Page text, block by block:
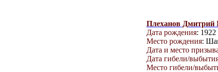
Плеханов Дмитрий
Дата рождения: 1922
Место рождения:
Дата и место
Дата гибели/
Место гибели/